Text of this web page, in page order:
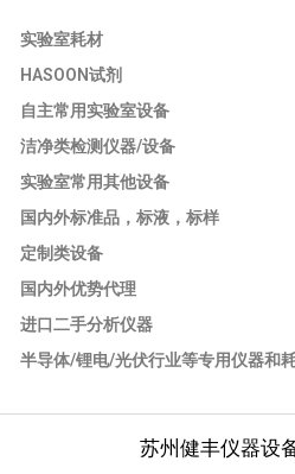
实验室耗材
HASOON试剂
自主常用实验室设备
洁净类检测仪器/设备
实验室常用其他设备
国内外标准品，标液，标样
定制类设备
国内外优势代理
进口二手分析仪器
半导体/锂电/光伏行业等专用仪器和
苏州健丰仪器设